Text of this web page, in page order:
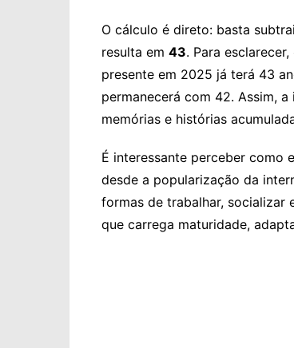
O cálculo é direto: basta
resulta em 43. Para
presente em 2025 já terá 43
permanecerá com 42. Assim,
memórias e histórias
É interessante perceber como
desde a popularização da
formas de trabalhar, socializar
que carrega maturidade,